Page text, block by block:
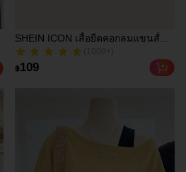
SHEIN ICON เสื้อยืดคอกลมแขนสั้น
ลำลองสำหรับผู้หญิงพิมพ์ลายกราฟิก
(1000+)
200+ ขายแล้ว
200+ ขายแล้ว
฿109